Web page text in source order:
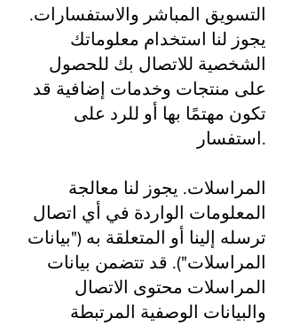
التسويق المباشر والاستفسارات.
يجوز لنا استخدام معلوماتك
الشخصية للاتصال بك للحصول
على منتجات وخدمات إضافية قد
تكون مهتمًا بها أو للرد على
استفسار.
المراسلات. يجوز لنا معالجة
المعلومات الواردة في أي اتصال
ترسله إلينا أو المتعلقة به ("بيانات
المراسلات"). قد تتضمن بيانات
المراسلات محتوى الاتصال
والبيانات الوصفية المرتبطة